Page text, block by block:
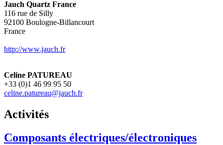
Jauch Quartz France
116 rue de Silly
92100 Boulogne-Billancourt
France
http://www.jauch.fr
Celine PATUREAU
+33 (0)1 46 99 95 50
celine.patureau@jauch.fr
Activités
Composants électriques/électroniques